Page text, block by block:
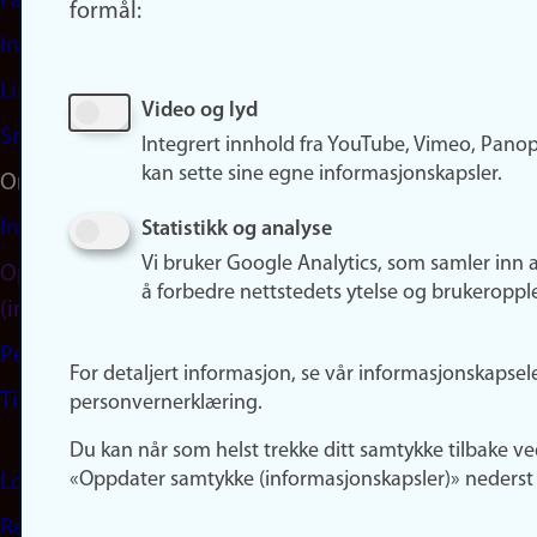
Instagram
LinkedIn
Snapchat
Om nettstedet
Informasjonskapsler
Oppdater samtykke
(informasjonskapsler)
Personvern
Tilgjengelighetserklæring
Logg inn
Rediger din ansattside
formål:
Video og lyd
Integrert innhold fra YouTube, Vimeo,
kan sette sine egne informasjonskapsler.
Statistikk og analyse
Vi bruker Google Analytics, som samler inn
å forbedre nettstedets ytelse og
For detaljert informasjon, se vår
personvernerklæring.
Du kan når som helst trekke ditt samtykke tilbake
«Oppdater samtykke (informasjonskapsler)» nederst